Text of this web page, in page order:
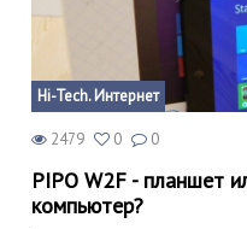
Hi-Tech. Интернет
2479 0 0
PIPO W2F - планшет
компьютер?